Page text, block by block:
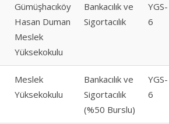
Gümüşhacıköy
Hasan Duman
Meslek
Yüksekokulu
Bankacılık ve
Sigortacılık
YGS-
6
Meslek
Yüksekokulu
Bankacılık ve
Sigortacılık
(%50 Burslu)
YGS-
6